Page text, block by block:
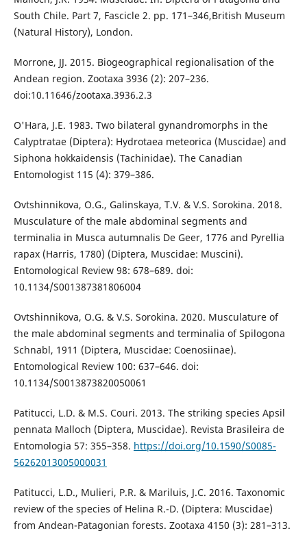
South Chile. Part 7, Fascicle 2. pp. 171–346,British Museum
(Natural History), London.
Morrone, JJ. 2015. Biogeographical regionalisation of the
Andean region. Zootaxa 3936 (2): 207–236.
doi:10.11646/zootaxa.3936.2.3
O'Hara, J.E. 1983. Two bilateral gynandromorphs in the
Calyptratae (Diptera): Hydrotaea meteorica (Muscidae) and
Siphona hokkaidensis (Tachinidae). The Canadian
Entomologist 115 (4): 379–386.
Ovtshinnikova, O.G., Galinskaya, T.V. & V.S. Sorokina. 2018.
Musculature of the male abdominal segments and
terminalia in Musca autumnalis De Geer, 1776 and Pyrellia
rapax (Harris, 1780) (Diptera, Muscidae: Muscini).
Entomological Review 98: 678–689. doi:
10.1134/S001387381806004
Ovtshinnikova, O.G. & V.S. Sorokina. 2020. Musculature of
the male abdominal segments and terminalia of Spilogona
Schnabl, 1911 (Diptera, Muscidae: Coenosiinae).
Entomological Review 100: 637–646. doi:
10.1134/S0013873820050061
Patitucci, L.D. & M.S. Couri. 2013. The striking species Apsil
pennata Malloch (Diptera, Muscidae). Revista Brasileira de
Entomologia 57: 355–358. https://doi.org/10.1590/S0085-
56262013005000031
Patitucci, L.D., Mulieri, P.R. & Mariluis, J.C. 2016. Taxonomic
review of the species of Helina R.-D. (Diptera: Muscidae)
from Andean-Patagonian forests. Zootaxa 4150 (3): 281–313.